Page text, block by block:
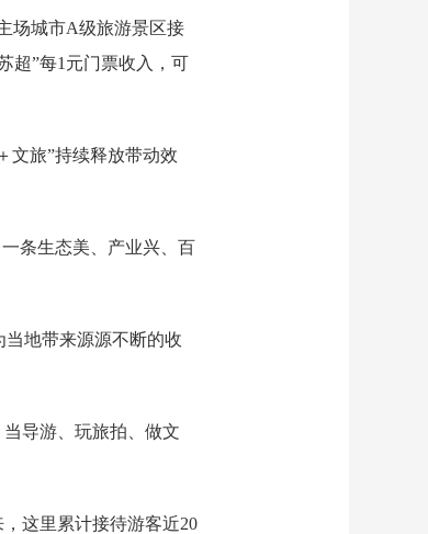
场城市A级旅游景区接
超”每1元门票收入，可
文旅”持续释放带动效
条生态美、产业兴、百
地带来源源不断的收
导游、玩旅拍、做文
这里累计接待游客近20